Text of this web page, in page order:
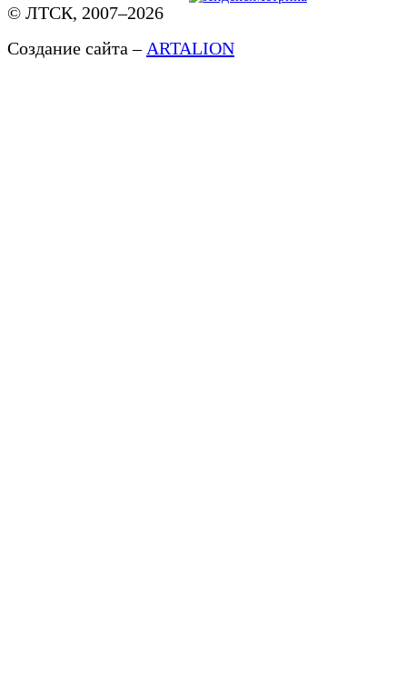
© ЛТСК, 2007–2026
Создание сайта – ARTALION